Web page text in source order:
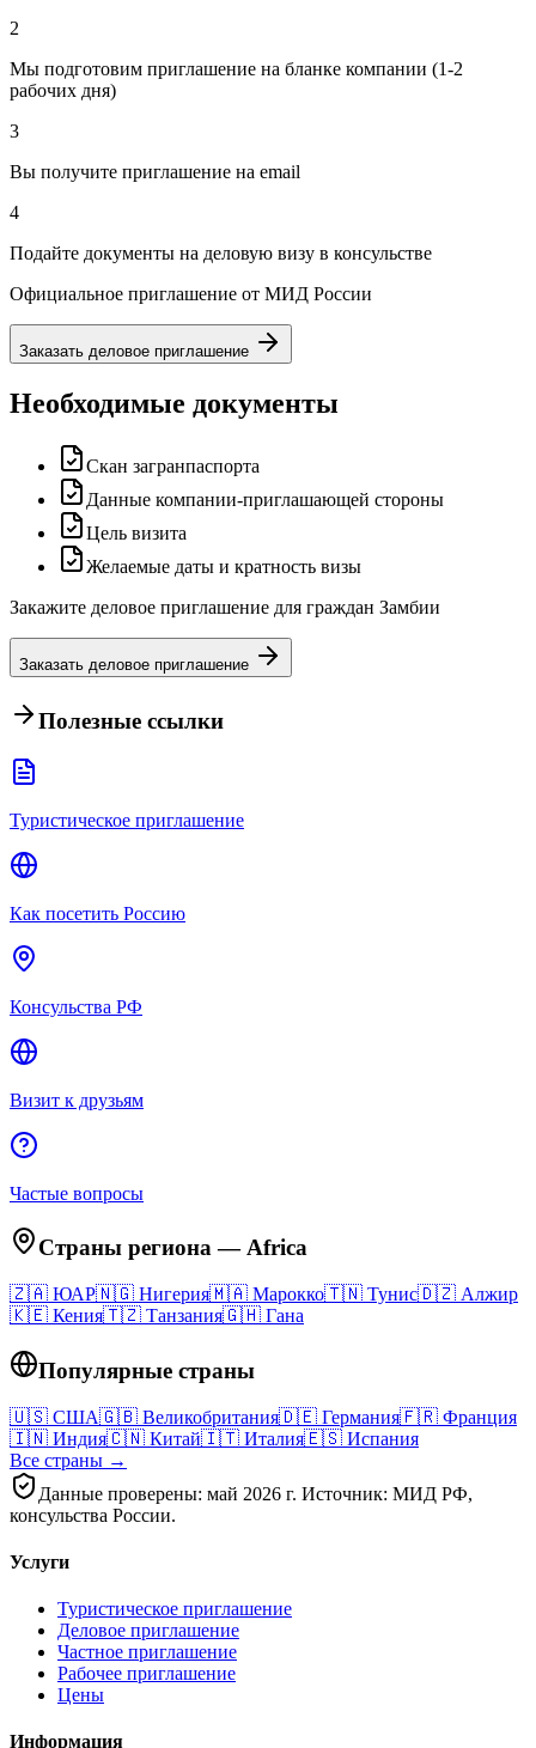
2
Мы подготовим приглашение на бланке компании (1-2
рабочих дня)
3
Вы получите приглашение на email
4
Подайте документы на деловую визу в консульстве
Официальное приглашение от МИД России
Заказать деловое приглашение
Необходимые документы
Скан загранпаспорта
Данные компании-приглашающей стороны
Цель визита
Желаемые даты и кратность визы
Закажите деловое приглашение для граждан Замбии
Заказать деловое приглашение
Полезные ссылки
Туристическое приглашение
Как посетить Россию
Консульства РФ
Визит к друзьям
Частые вопросы
Страны региона—Africa
🇿🇦 ЮАР🇳🇬 Нигерия🇲🇦 Марокко🇹🇳 Тунис🇩🇿 Алжир
🇰🇪 Кения🇹🇿 Танзания🇬🇭 Гана
Популярные страны
🇺🇸 США🇬🇧 Великобритания🇩🇪 Германия🇫🇷 Франция
🇮🇳 Индия🇨🇳 Китай🇮🇹 Италия🇪🇸 Испания
Все страны →
Данные проверены: май 2026 г. Источник: МИД РФ,
консульства России.
Услуги
Туристическое приглашение
Деловое приглашение
Частное приглашение
Рабочее приглашение
Цены
Информация